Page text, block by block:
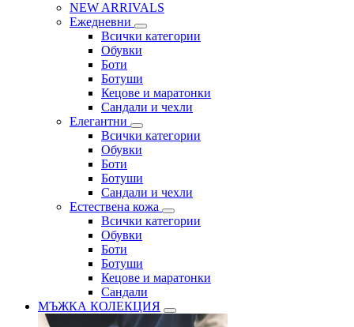
NEW ARRIVALS
Ежедневни
Всички категории
Обувки
Боти
Ботуши
Кецове и маратонки
Сандали и чехли
Елегантни
Всички категории
Обувки
Боти
Ботуши
Сандали и чехли
Естествена кожа
Всички категории
Обувки
Боти
Ботуши
Кецове и маратонки
Сандали
МЪЖКА КОЛЕКЦИЯ